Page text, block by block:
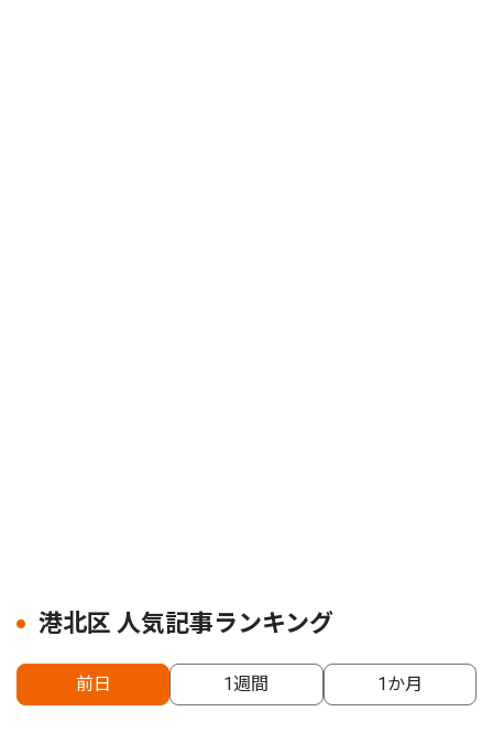
港北区 人気記事ランキング
前日 1週間 1か月